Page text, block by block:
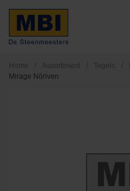
Home / Assortiment / Tegels /
Mirage Nöriven